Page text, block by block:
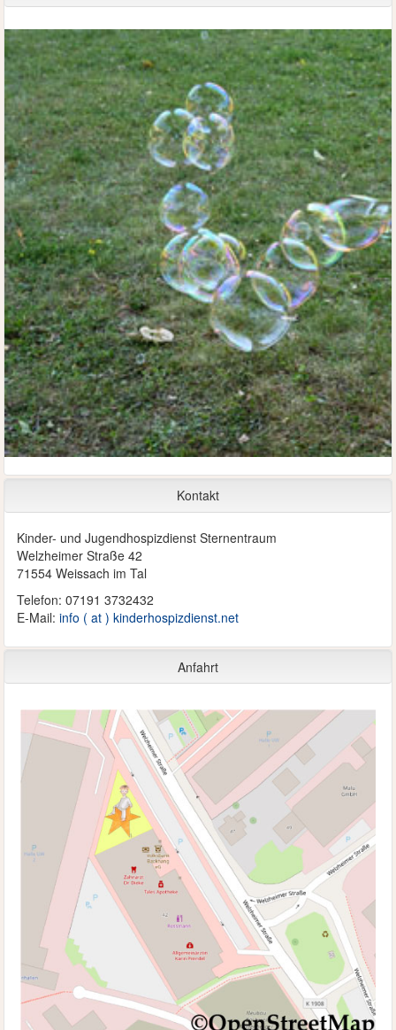
Kontakt
Kinder- und Jugendhospizdienst Sternentraum
Welzheimer Straße 42
71554 Weissach im Tal
Telefon: 07191 3732432
E-Mail: info ( at ) kinderhospizdienst.net
Anfahrt